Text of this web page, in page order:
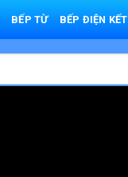
BẾP TỪ BẾP ĐIỆN